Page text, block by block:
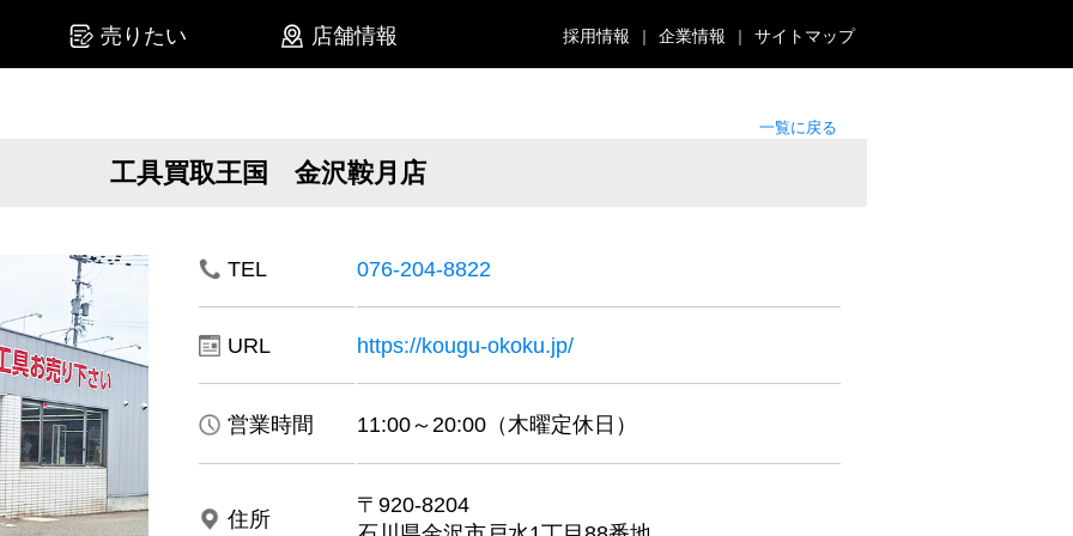
売りたい 店舗情報 採用情報 企業情報 サイトマップ
一覧に戻る
工具買取王国 金沢鞍月店
TEL 076-204-8822
URL https://kougu-okoku.jp/
営業時間 11:00～20:00（木曜定休日）
住所
〒920-8204